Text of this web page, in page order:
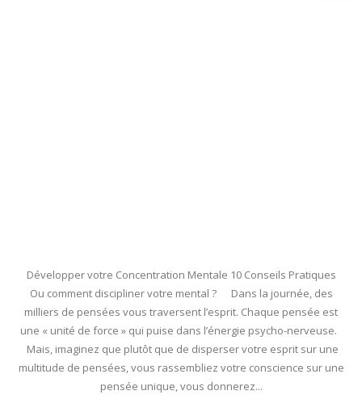
Développer votre Concentration Mentale 10 Conseils Pratiques
Ou comment discipliner votre mental ? Dans la journée, des
milliers de pensées vous traversent l’esprit. Chaque pensée est
une « unité de force » qui puise dans l’énergie psycho-nerveuse.
Mais, imaginez que plutôt que de disperser votre esprit sur une
multitude de pensées, vous rassembliez votre conscience sur une
pensée unique, vous donnerez...